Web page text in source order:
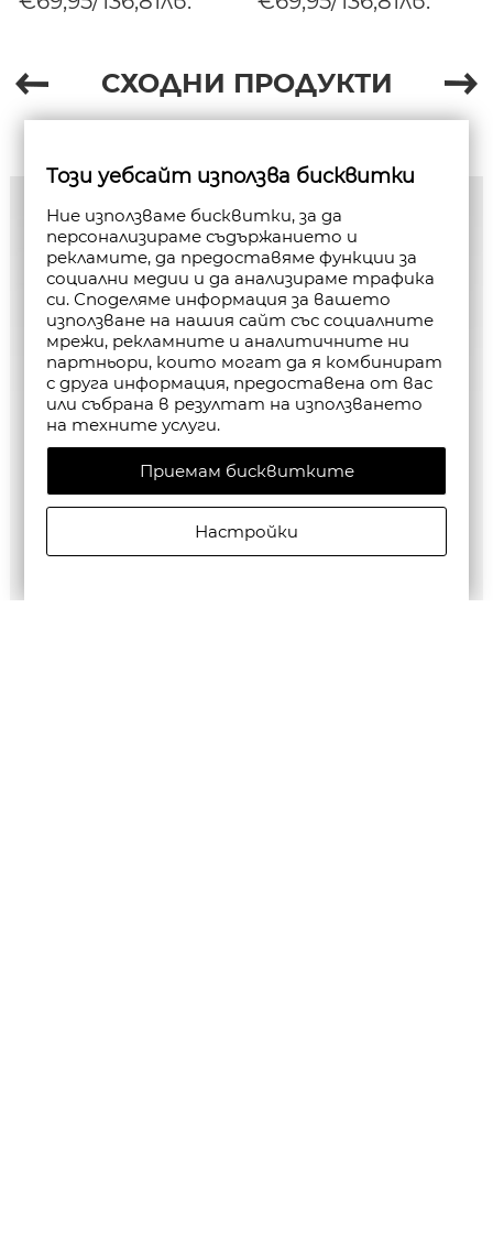
СХОДНИ ПРОДУКТИ
Този уебсайт използва бисквитки
Ние използваме бисквитки, за да
персонализираме съдържанието и
рекламите, да предоставяме функции за
социални медии и да анализираме трафика
си. Споделяме информация за вашето
използване на нашия сайт със социалните
мрежи, рекламните и аналитичните ни
партньори, които могат да я комбинират
с друга информация, предоставена от вас
или събрана в резултат на използването
на техните услуги.
Приемам бисквитките
Настройки